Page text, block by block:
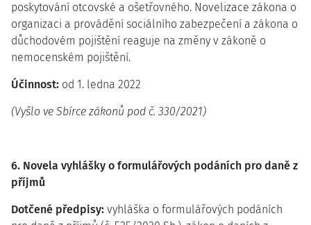
poskytování otcovské a ošetřovného. Novelizace zákona o
organizaci a provádění sociálního zabezpečení a zákona o
důchodovém pojištění reaguje na změny v zákoně o
nemocenském pojištění.
Účinnost: od 1. ledna 2022
(Vyšlo ve Sbírce zákonů pod č. 330/2021)
6. Novela vyhlášky o formulářových podáních pro daně z
příjmů
Dotčené předpisy: vyhláška o formulářových podáních